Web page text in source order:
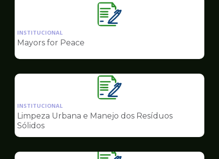
Ilustração
da
Governo
INSTITUCIONAL
Mayors for Peace
Ilustração
da
pagina
Governo
INSTITUCIONAL
Limpeza Urbana e Manejo dos Resíduos
Sólidos